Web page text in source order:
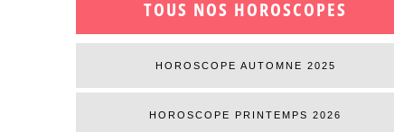
TOUS NOS HOROSCOPES
HOROSCOPE AUTOMNE 2025
HOROSCOPE PRINTEMPS 2026